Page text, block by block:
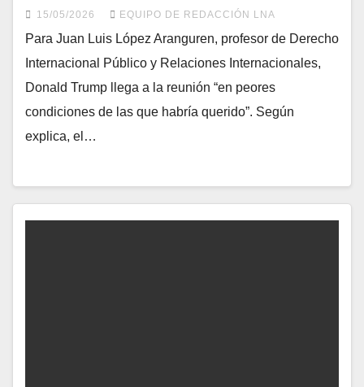
15/05/2026 EQUIPO DE REDACCIÓN LNA
Para Juan Luis López Aranguren, profesor de Derecho
Internacional Público y Relaciones Internacionales,
Donald Trump llega a la reunión “en peores
condiciones de las que habría querido”. Según
explica, el…